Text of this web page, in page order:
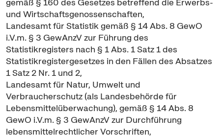
und Wirtschaftsgenossenschaften,
Landesamt für Statistik gemäß § 14 Abs. 8 GewO
i.V.m. § 3 GewAnzV zur Führung des
Statistikregisters nach § 1 Abs. 1 Satz 1 des
Statistikregistergesetzes in den Fällen des Absatzes
1 Satz 2 Nr. 1 und 2,
Landesamt für Natur, Umwelt und
Verbraucherschutz (als Landesbehörde für
Lebensmittelüberwachung), gemäß § 14 Abs. 8
GewO i.V.m. § 3 GewAnzV zur Durchführung
lebensmittelrechtlicher Vorschriften,